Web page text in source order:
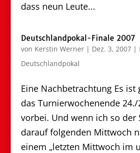
dass neun Leute...
Deutschlandpokal-Finale 2007
von Kerstin Werner| Dez. 3, 2007|
Deutschlandpokal
Eine Nachbetrachtung Es ist
das Turnierwochenende 24./
vorbei. Und wenn ich so der
darauf folgenden Mittwoch
einem „letzten Mittwoch im